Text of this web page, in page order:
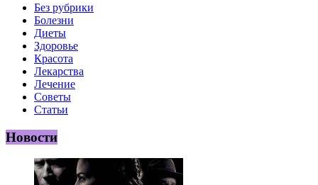
Без рубрики
Болезни
Диеты
Здоровье
Красота
Лекарства
Лечение
Советы
Статьи
Новости